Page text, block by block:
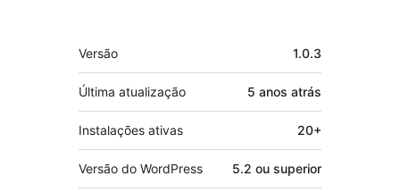
Meta
Versão 1.0.3
Última atualização 5 anos atrás
Instalações ativas 20+
Versão do WordPress 5.2 ou superior